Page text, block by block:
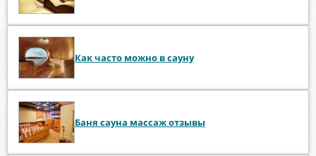
Как часто можно в сауну
Баня сауна массаж отзывы